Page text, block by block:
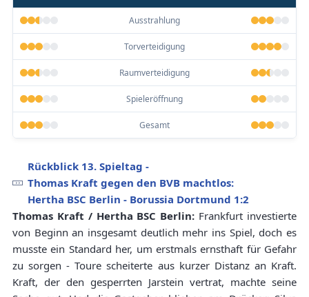
Ausstrahlung
Torverteidigung
Raumverteidigung
Spieleröffnung
Gesamt
Rückblick 13. Spieltag -
Thomas Kraft gegen den BVB machtlos:
Hertha BSC Berlin - Borussia Dortmund 1:2
Thomas Kraft / Hertha BSC Berlin: Frankfurt investierte
von Beginn an insgesamt deutlich mehr ins Spiel, doch es
musste ein Standard her, um erstmals ernsthaft für Gefahr
zu sorgen - Toure scheiterte aus kurzer Distanz an Kraft.
Kraft, der den gesperrten Jarstein vertrat, machte seine